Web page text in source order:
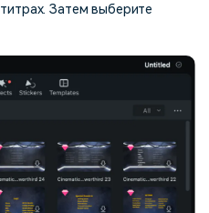
Затем выберите